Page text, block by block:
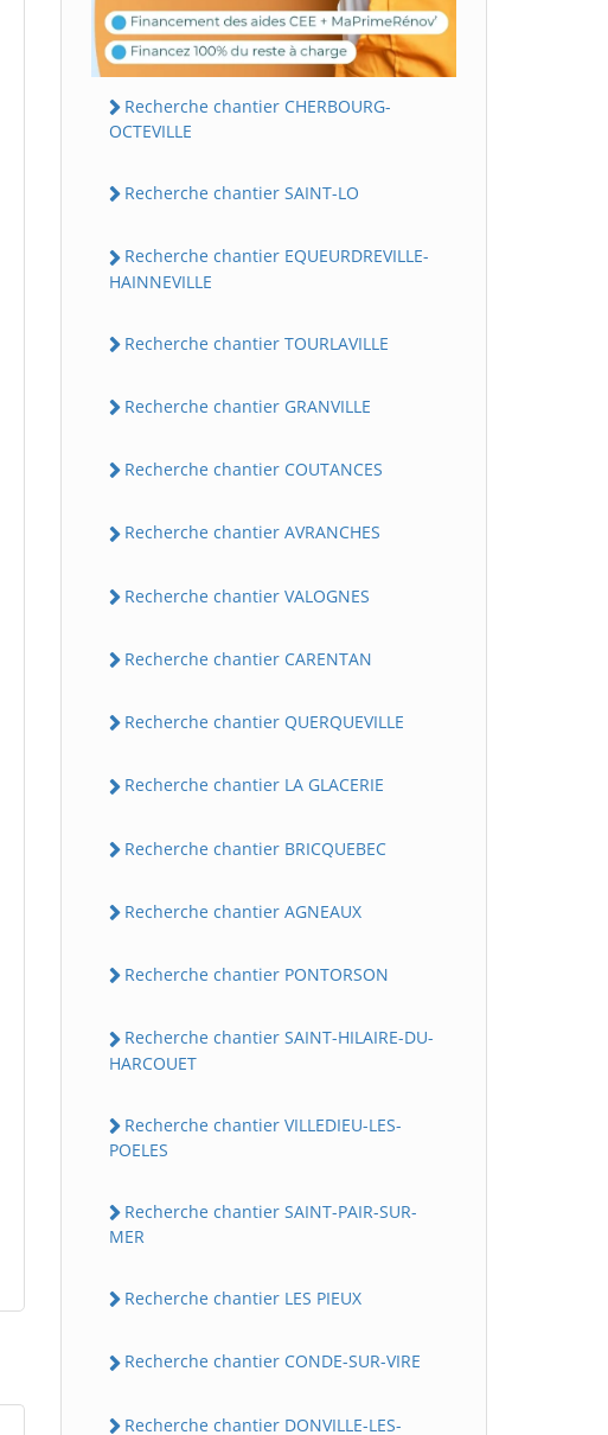
Recherche chantier CHERBOURG-
OCTEVILLE
Recherche chantier SAINT-LO
Recherche chantier EQUEURDREVILLE-
HAINNEVILLE
Recherche chantier TOURLAVILLE
Recherche chantier GRANVILLE
Recherche chantier COUTANCES
Recherche chantier AVRANCHES
Recherche chantier VALOGNES
Recherche chantier CARENTAN
Recherche chantier QUERQUEVILLE
Recherche chantier LA GLACERIE
Recherche chantier BRICQUEBEC
Recherche chantier AGNEAUX
Recherche chantier PONTORSON
Recherche chantier SAINT-HILAIRE-DU-
HARCOUET
Recherche chantier VILLEDIEU-LES-
POELES
Recherche chantier SAINT-PAIR-SUR-
MER
Recherche chantier LES PIEUX
Recherche chantier CONDE-SUR-VIRE
Recherche chantier DONVILLE-LES-